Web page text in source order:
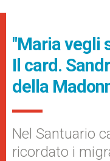
"Maria vegli
Il card.
della
Nel Santuario
ricordato i